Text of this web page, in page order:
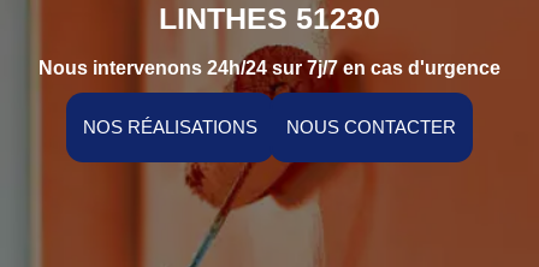
LINTHES 51230
Nous intervenons 24h/24 sur 7j/7 en cas d'urgence
NOS RÉALISATIONS NOUS CONTACTER